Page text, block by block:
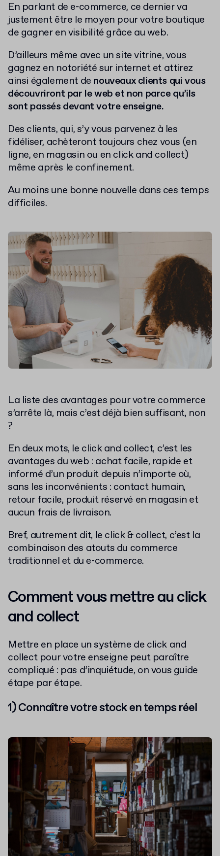
En parlant de e-commerce, ce dernier va
justement être le moyen pour votre boutique
de gagner en visibilité grâce au web.
D’ailleurs même avec un site vitrine, vous
gagnez en notoriété sur internet et attirez
ainsi également de nouveaux clients qui vous
découvriront par le web et non parce qu’ils
sont passés devant votre enseigne.
Des clients, qui, s’y vous parvenez à les
fidéliser, achèteront toujours chez vous (en
ligne, en magasin ou en click and collect)
même après le confinement.
Au moins une bonne nouvelle dans ces temps
difficiles.
La liste des avantages pour votre commerce
s’arrête là, mais c’est déjà bien suffisant, non
?
En deux mots, le click and collect, c’est les
avantages du web : achat facile, rapide et
informé d’un produit depuis n’importe où,
sans les inconvénients : contact humain,
retour facile, produit réservé en magasin et
aucun frais de livraison.
Bref, autrement dit, le click & collect, c’est la
combinaison des atouts du commerce
traditionnel et du e-commerce.
Comment vous mettre au click
and collect
Mettre en place un système de click and
collect pour votre enseigne peut paraître
compliqué : pas d’inquiétude, on vous guide
étape par étape.
1) Connaître votre stock en temps réel